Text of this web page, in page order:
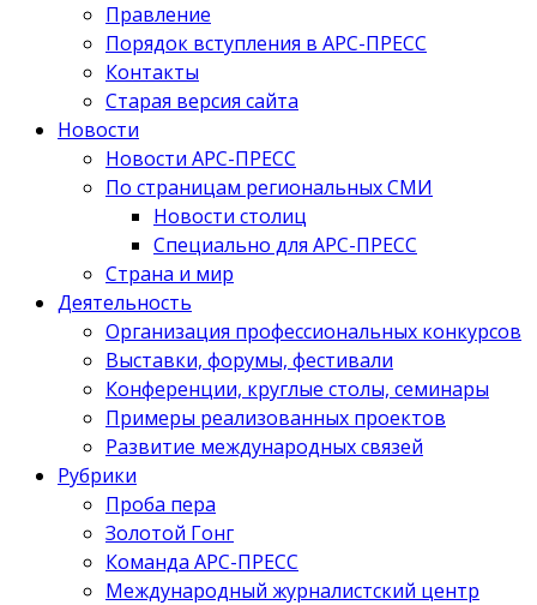
Правление
Порядок вступления в АРС-ПРЕСС
Контакты
Старая версия сайта
Новости
Новости АРС-ПРЕСС
По страницам региональных СМИ
Новости столиц
Специально для АРС-ПРЕСС
Страна и мир
Деятельность
Организация профессиональных конкурсов
Выставки, форумы, фестивали
Конференции, круглые столы, семинары
Примеры реализованных проектов
Развитие международных связей
Рубрики
Проба пера
Золотой Гонг
Команда АРС-ПРЕСС
Международный журналистский центр